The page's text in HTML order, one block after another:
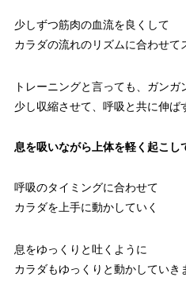
少しずつ筋肉の血流を良くして
カラダの流れのリズムに合わせて
トレーニングと言っても、ガン
少し収縮させて、呼吸と共に伸ば
息を吸いながら上体を軽く起こ
呼吸のタイミングに合わせて
カラダを上手に動かしていく
息をゆっくりと吐くように
カラダもゆっくりと動かしていき